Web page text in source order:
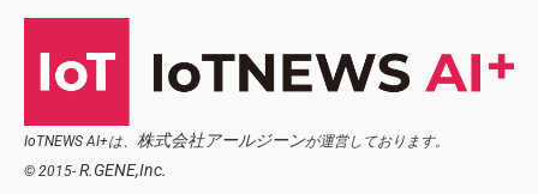
IoTNEWS AI+は、 株式会社アールジーンが運営しております。
© 2015- R.GENE,Inc.